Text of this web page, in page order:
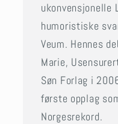
ukonvensjonelle
humoristiske
Veum. Hennes
Marie,
Søn Forlag i
første opplag
Norgesrekord.